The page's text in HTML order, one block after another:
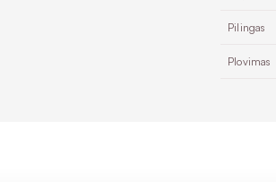
Pilingas
Plovimas